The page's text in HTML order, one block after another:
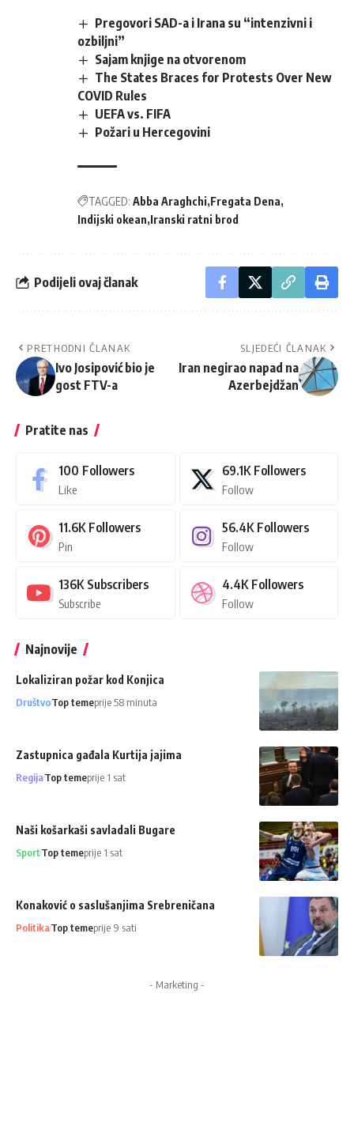
Pregovori SAD-a i Irana su “intenzivni i
ozbiljni”
Sajam knjige na otvorenom
The States Braces for Protests Over New
COVID Rules
UEFA vs. FIFA
Požari u Hercegovini
TAGGED: Abba Araghchi Fregata Dena
Indijski okean Iranski ratni brod
Podijeli ovaj članak
PRETHODNI ČLANAK
Ivo Josipović bio je
gost FTV-a
SLJEDEĆI ČLANAK
Iran negirao napad na
Azerbejdžan
Pratite nas
100 Followers
Like
69.1K Followers
Follow
11.6K Followers
Pin
56.4K Followers
Follow
136K Subscribers
Subscribe
4.4K Followers
Follow
Najnovije
Lokaliziran požar kod Konjica
DruštvoTop temeprije 58 minuta
Zastupnica gađala Kurtija jajima
RegijaTop temeprije 1 sat
Naši košarkaši savladali Bugare
SportTop temeprije 1 sat
Konaković o saslušanjima Srebreničana
PolitikaTop temeprije 9 sati
- Marketing -